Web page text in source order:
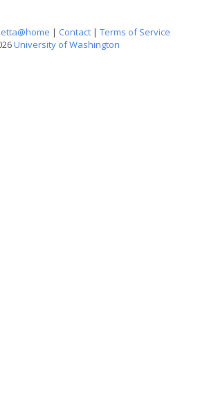
| Contact | Terms of Service
University of Washington